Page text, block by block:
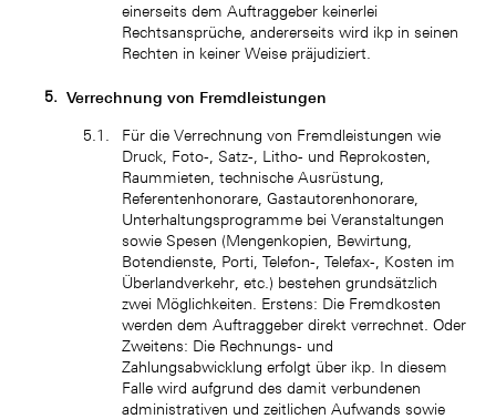
einerseits dem Auftraggeber keinerlei
Rechtsansprüche, andererseits wird ikp in seinen
Rechten in keiner Weise präjudiziert.
Verrechnung von Fremdleistungen
Für die Verrechnung von Fremdleistungen wie
Druck, Foto-, Satz-, Litho- und Reprokosten,
Raummieten, technische Ausrüstung,
Referentenhonorare, Gastautorenhonorare,
Unterhaltungsprogramme bei Veranstaltungen
sowie Spesen (Mengenkopien, Bewirtung,
Botendienste, Porti, Telefon-, Telefax-, Kosten im
Überlandverkehr, etc.) bestehen grundsätzlich
zwei Möglichkeiten. Erstens: Die Fremdkosten
werden dem Auftraggeber direkt verrechnet. Oder
Zweitens: Die Rechnungs- und
Zahlungsabwicklung erfolgt über ikp. In diesem
Falle wird aufgrund des damit verbundenen
administrativen und zeitlichen Aufwands sowie